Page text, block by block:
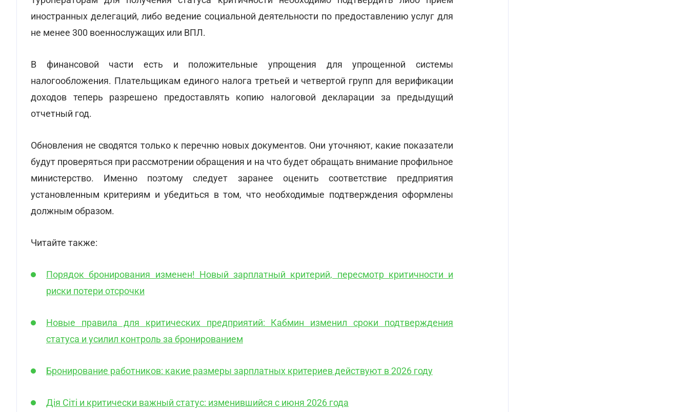
иностранных делегаций, либо ведение социальной деятельности по предоставлению услуг для
не менее 300 военнослужащих или ВПЛ.
В финансовой части есть и положительные упрощения для упрощенной системы
налогообложения. Плательщикам единого налога третьей и четвертой групп для верификации
доходов теперь разрешено предоставлять копию налоговой декларации за предыдущий
отчетный год.
Обновления не сводятся только к перечню новых документов. Они уточняют, какие показатели
будут проверяться при рассмотрении обращения и на что будет обращать внимание профильное
министерство. Именно поэтому следует заранее оценить соответствие предприятия
установленным критериям и убедиться в том, что необходимые подтверждения оформлены
должным образом.
Читайте также:
Порядок бронирования изменен! Новый зарплатный критерий, пересмотр критичности и
риски потери отсрочки
Новые правила для критических предприятий: Кабмин изменил сроки подтверждения
статуса и усилил контроль за бронированием
Бронирование работников: какие размеры зарплатных критериев действуют в 2026 году
Дія Сіті и критически важный статус: изменившийся с июня 2026 года